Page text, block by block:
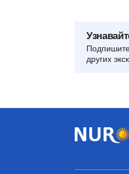
других